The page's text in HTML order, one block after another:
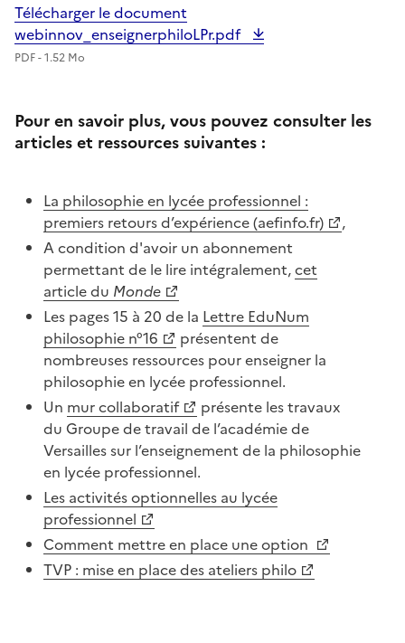
Télécharger le document
webinnov_enseignerphiloLPr.pdf
PDF - 1.52 Mo
Pour en savoir plus, vous pouvez consulter les
articles et ressources suivantes :
La philosophie en lycée professionnel :
premiers retours d’expérience (aefinfo.fr)
,
A condition d'avoir un abonnement
permettant de le lire intégralement,cet
article du Monde
Les pages 15 à 20 de la Lettre EduNum
philosophie n°16
présentent de
nombreuses ressources pour enseigner la
philosophie en lycée professionnel.
Un mur collaboratif
présente les travaux
du Groupe de travail de l’académie de
Versailles sur l’enseignement de la philosophie
en lycée professionnel.
Les activités optionnelles au lycée
professionnel
Comment mettre en place une option
TVP : mise en place des ateliers philo